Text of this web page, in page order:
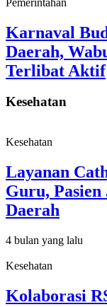
Karnaval
Daerah,
Terlibat Aktif
Kesehatan
Kesehatan
Layanan
Guru,
Daerah
4 bulan yang lalu
Kesehatan
Kolaborasi